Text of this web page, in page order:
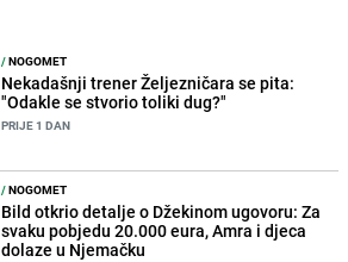
/NOGOMET
Nekadašnji trener Željezničara se pita:
"Odakle se stvorio toliki dug?"
PRIJE 1 DAN
/NOGOMET
Bild otkrio detalje o Džekinom ugovoru: Za
svaku pobjedu 20.000 eura, Amra i djeca
dolaze u Njemačku